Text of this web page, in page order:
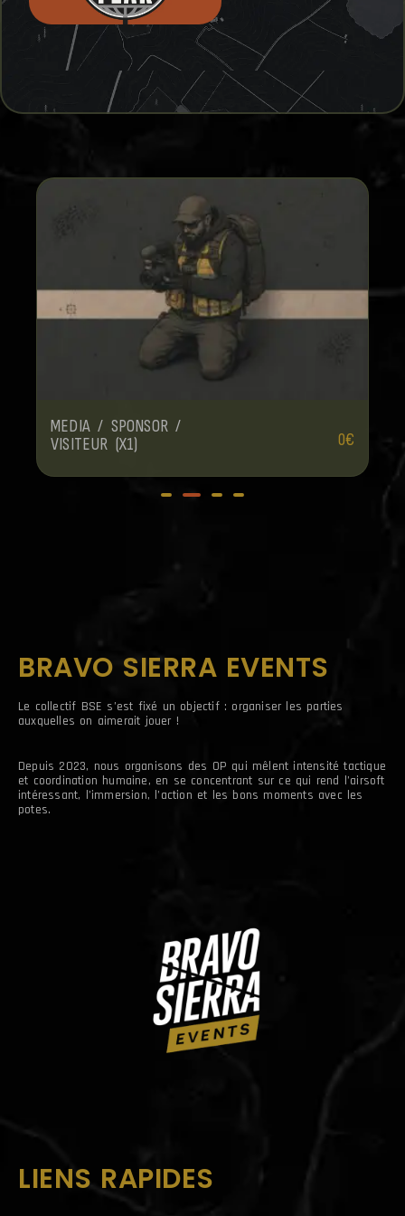
MEDIA / SPONSOR /
VISITEUR (X1)
0€
BRAVO SIERRA EVENTS
Le collectif BSE s’est fixé un objectif : organiser les parties
auxquelles on aimerait jouer !
Depuis 2023, nous organisons des OP qui mêlent intensité tactique
et coordination humaine, en se concentrant sur ce qui rend l’airsoft
intéressant, l’immersion, l’action et les bons moments avec les
potes.
LIENS RAPIDES